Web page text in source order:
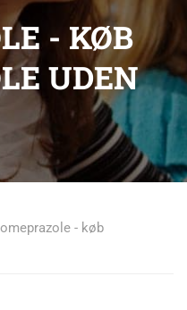
- KØB
UDEN
- køb